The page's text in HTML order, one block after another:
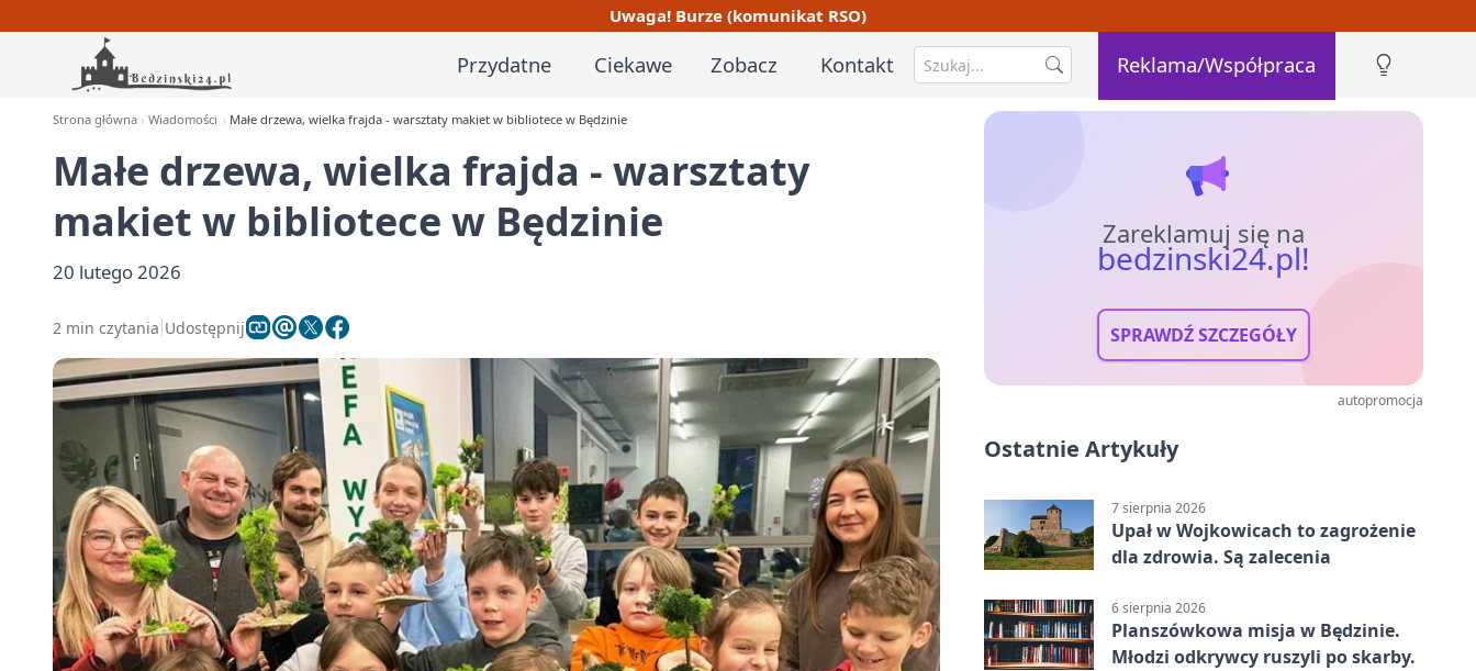
Uwaga! Burze (komunikat RSO)
Przydatne Ciekawe Zobacz Kontakt Reklama/Współpraca
Strona główna Wiadomości Małe drzewa, wielka frajda - warsztaty makiet w bibliotece w Będzinie
Małe drzewa, wielka frajda - warsztaty
makiet w bibliotece w Będzinie
20 lutego 2026
2 min czytania Udostępnij
Zareklamuj się na
bedzinski24.pl!
SPRAWDŹ SZCZEGÓŁY
autopromocja
Ostatnie Artykuły
7 sierpnia 2026
Upał w Wojkowicach to zagrożenie
dla zdrowia. Są zalecenia
6 sierpnia 2026
Planszówkowa misja w Będzinie.
Młodzi odkrywcy ruszyli po skarby.